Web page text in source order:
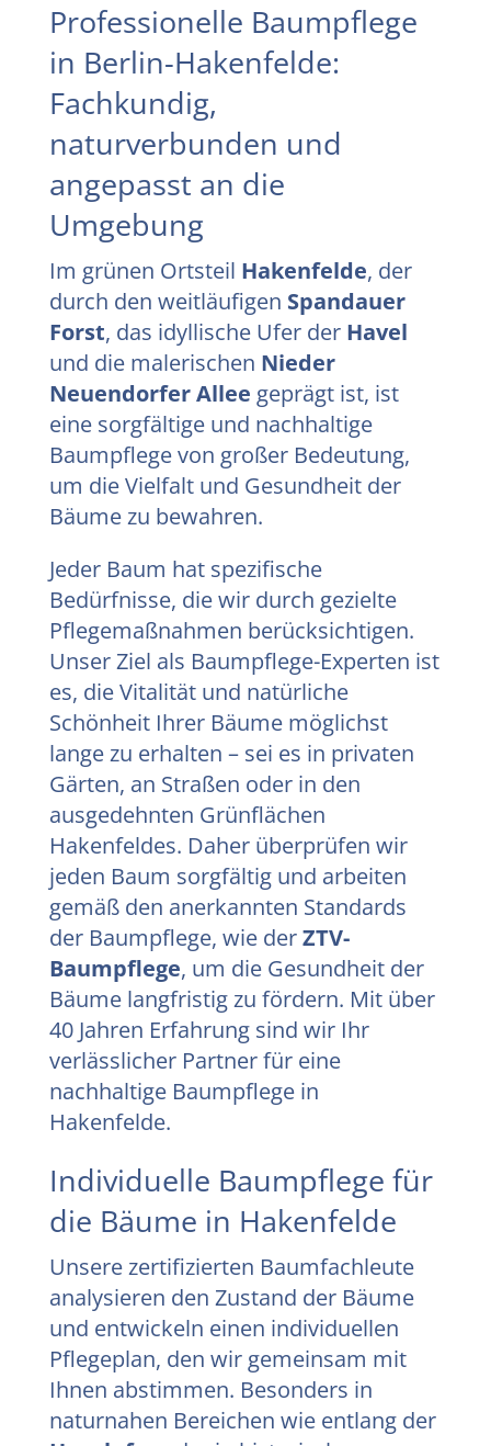
Professionelle Baumpflege
in Berlin-Hakenfelde:
Fachkundig,
naturverbunden und
angepasst an die
Umgebung
Im grünen Ortsteil Hakenfelde, der
durch den weitläufigen Spandauer
Forst, das idyllische Ufer der Havel
und die malerischen Nieder
Neuendorfer Allee geprägt ist, ist
eine sorgfältige und nachhaltige
Baumpflege von großer Bedeutung,
um die Vielfalt und Gesundheit der
Bäume zu bewahren.
Jeder Baum hat spezifische
Bedürfnisse, die wir durch gezielte
Pflegemaßnahmen berücksichtigen.
Unser Ziel als Baumpflege-Experten ist
es, die Vitalität und natürliche
Schönheit Ihrer Bäume möglichst
lange zu erhalten – sei es in privaten
Gärten, an Straßen oder in den
ausgedehnten Grünflächen
Hakenfeldes. Daher überprüfen wir
jeden Baum sorgfältig und arbeiten
gemäß den anerkannten Standards
der Baumpflege, wie derZTV-
Baumpflege, um die Gesundheit der
Bäume langfristig zu fördern. Mit über
40 Jahren Erfahrung sind wir Ihr
verlässlicher Partner für eine
nachhaltige Baumpflege in
Hakenfelde.
Individuelle Baumpflege für
die Bäume in Hakenfelde
Unsere zertifizierten Baumfachleute
analysieren den Zustand der Bäume
und entwickeln einen individuellen
Pflegeplan, den wir gemeinsam mit
Ihnen abstimmen. Besonders in
naturnahen Bereichen wie entlang der